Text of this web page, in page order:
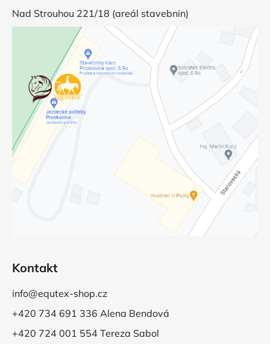
Nad Strouhou 221/18 (areál stavebnin)
Kontakt
info@equtex-shop.cz
+420 734 691 336 Alena Bendová
+420 724 001 554 Tereza Sabol